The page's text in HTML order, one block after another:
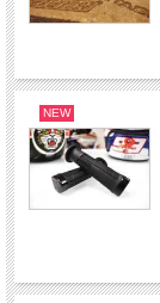
NEW